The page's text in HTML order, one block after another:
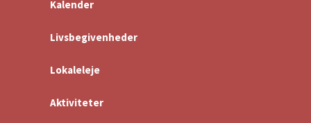
Kalender
Livsbegivenheder
Lokaleleje
Aktiviteter